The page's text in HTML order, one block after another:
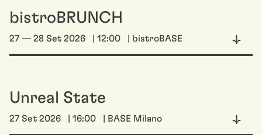
bistroBRUNCH
27 — 28 Set 2026 | 12:00 | bistroBASE
Unreal State
27 Set 2026 | 16:00 | BASE Milano